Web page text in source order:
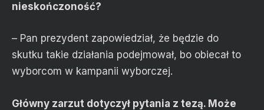
nieskończoność?
– Pan prezydent zapowiedział, że będzie do
skutku takie działania podejmował, bo obiecał to
wyborcom w kampanii wyborczej.
Główny zarzut dotyczył pytania z tezą. Może